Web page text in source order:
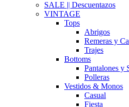
SALE || Descuentazos
VINTAGE
Tops
Abrigos
Remeras y
Trajes
Bottoms
Pantalones y
Polleras
Vestidos & Monos
Casual
Fiesta